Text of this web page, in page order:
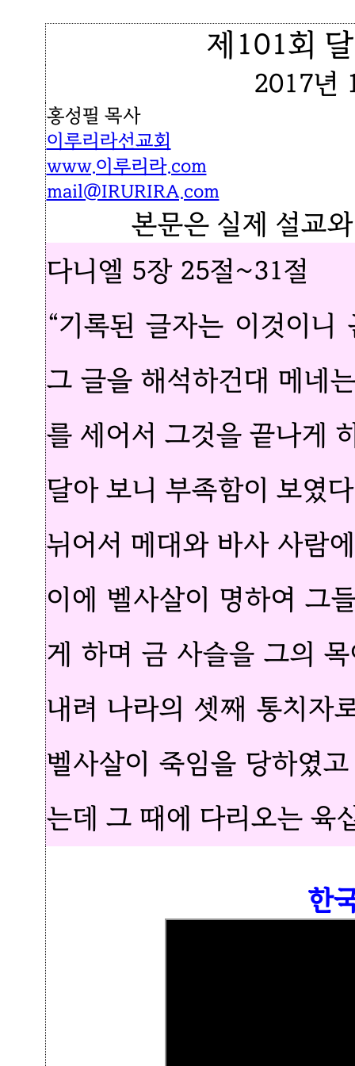
제101회
2017년
홍성필 목사
이루리라선교회
www.이루리라.com
mail@IRURIRA.com
본문은 실제 설교
다니엘 5장 25절~31절
“기록된 글자는 이것이
그 글을 해석하건대 메네
를 세어서 그것을 끝나게
달아 보니 부족함이 보였
뉘어서 메대와 바사 사람
이에 벨사살이 명하여 그
게 하며 금 사슬을 그의
내려 나라의 셋째 통치자
벨사살이 죽임을 당하였
는데 그 때에 다리오는 육
한